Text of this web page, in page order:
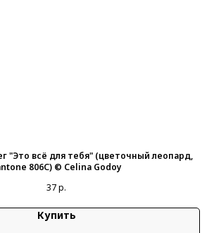
"Это всё для тебя" (цветочный леопард,
806C) © Celina Godoy
37р.
Купить